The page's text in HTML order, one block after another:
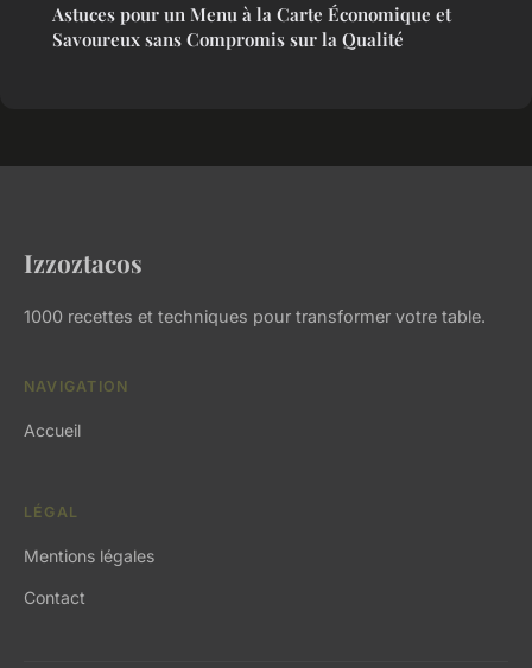
Astuces pour un Menu à la Carte Économique et
Savoureux sans Compromis sur la Qualité
Izzoztacos
1000 recettes et techniques pour transformer votre table.
NAVIGATION
Accueil
LÉGAL
Mentions légales
Contact